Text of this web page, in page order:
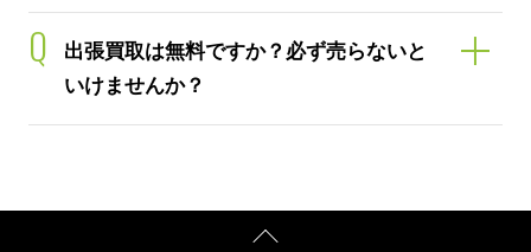
Q
出張買取は無料ですか？必ず売らないと
いけませんか？